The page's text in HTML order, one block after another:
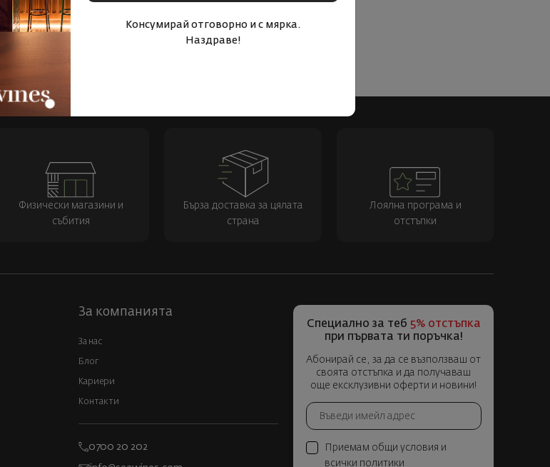
Консумирай отговорно и с мярка.
Наздраве!
Физически магазини и
събития
Бърза доставка за цялата
страна
Лоялна програма и
отстъпки
За компанията
За нас
Блог
Кариери
Контакти
0700 20 202
Специално за теб 5% отстъпка
при първата ти поръчка!
Абонирай се, за да се възползваш от
своята отстъпка и да получаваш
още ексклузивни оферти и новини!
Приемам общи условия и
всички политики